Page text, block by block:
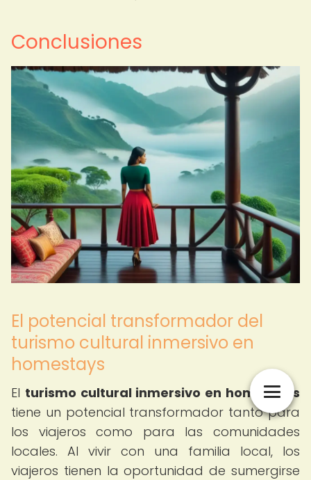
Conclusiones
El potencial transformador del
turismo cultural inmersivo en
homestays
El turismo cultural inmersivo en homestays
tiene un potencial transformador tanto para
los viajeros como para las comunidades
locales. Al vivir con una familia local, los
viajeros tienen la oportunidad de sumergirse